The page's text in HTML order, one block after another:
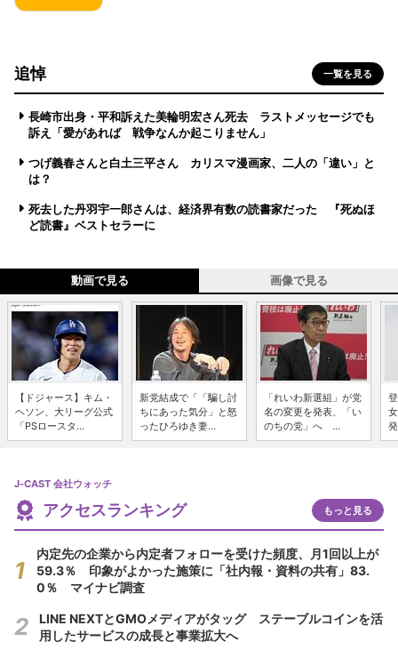
追悼 一覧を見る
長崎市出身・平和訴えた美輪明宏さん死去 ラストメッセージでも
訴え「愛があれば 戦争なんか起こりません」
つげ義春さんと白土三平さん カリスマ漫画家、二人の「違い」と
は？
死去した丹羽宇一郎さんは、経済界有数の読書家だった 『死ぬほ
ど読書』ベストセラーに
動画で見る 画像で見る
【ドジャース】キム・
ヘソン、大リーグ公式
「PSロースタ...
新党結成で「「騙し討
ちにあった気分」と怒
ったひろゆき妻...
「れいわ新選組」が党
名の変更を発表、「い
のちの党」へ ...
J-CAST 会社ウォッチ
アクセスランキング もっと見る
内定先の企業から内定者フォローを受けた頻度、月1回以上が
59.3％ 印象がよかった施策に「社内報・資料の共有」83.
0％ マイナビ調査
LINE NEXTとGMOメディアがタッグ ステーブルコインを活
用したサービスの成長と事業拡大へ